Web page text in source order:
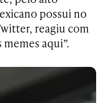
possui no
reagiu com
aqui”.